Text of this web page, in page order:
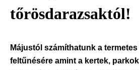
tőrösdarazsaktól!
Májustól számíthatunk a
feltűnésére amint a kertek,